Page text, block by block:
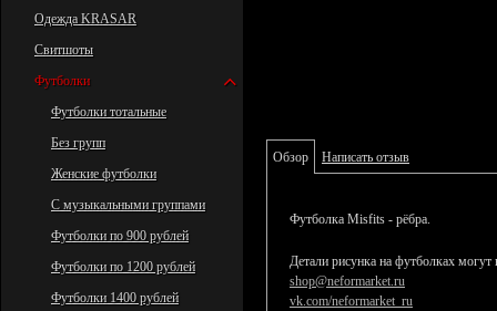
Одежда KRASAR
Свитшоты
Футболки
Футболки тотальные
Без групп
Женские футболки
С музыкальными группами
Футболки по 900 рублей
Футболки по 1200 рублей
Футболки 1400 рублей
Обзор Написать отзыв
Футболка Misfits - рёбра.
Детали рисунка на футболках
shop@neformarket.ru
vk.com/neformarket_ru